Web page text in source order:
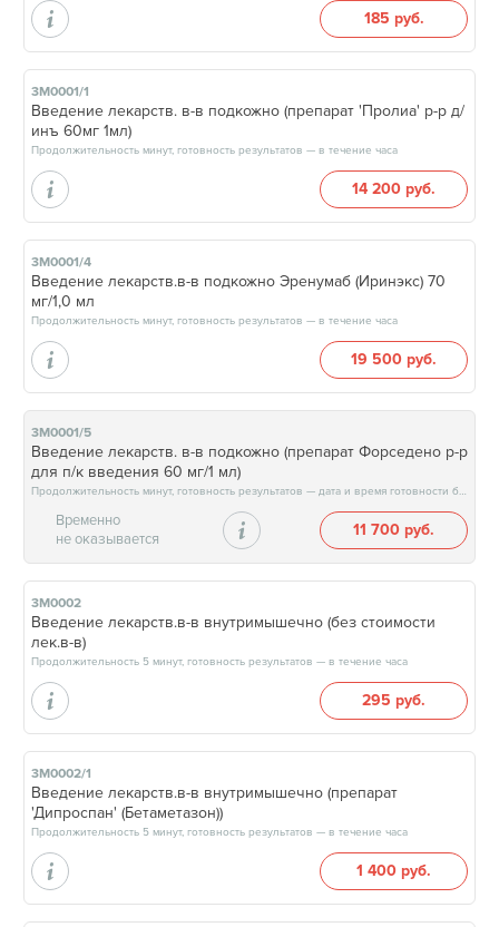
185 руб.
3М0001/1
Введение лекарств. в-в подкожно (препарат 'Пролиа' р-р д/
инъ 60мг 1мл)
Продолжительность минут, готовность результатов — в течение часа
14 200 руб.
3М0001/4
Введение лекарств.в-в подкожно Эренумаб (Иринэкс) 70
мг/1,0 мл
Продолжительность минут, готовность результатов — в течение часа
19 500 руб.
3М0001/5
Введение лекарств. в-в подкожно (препарат Форседено р-р
для п/к введения 60 мг/1 мл)
Продолжительность минут, готовность результатов — дата и время готовности будут сообщены врачом в день приёма
Временно
не оказывается
11 700 руб.
3М0002
Введение лекарств.в-в внутримышечно (без стоимости
лек.в-в)
Продолжительность 5 минут, готовность результатов — в течение часа
295 руб.
3М0002/1
Введение лекарств.в-в внутримышечно (препарат
'Дипроспан' (Бетаметазон))
Продолжительность 5 минут, готовность результатов — в течение часа
1 400 руб.